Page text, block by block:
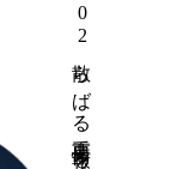
02